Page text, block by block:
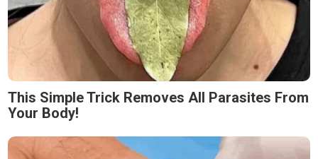
This Simple Trick Removes All Parasites From
Your Body!